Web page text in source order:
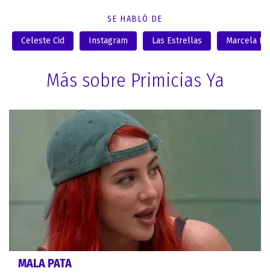
SE HABLÓ DE
Celeste Cid Instagram Las Estrellas Marcela
Más sobre Primicias Ya
MALA PATA